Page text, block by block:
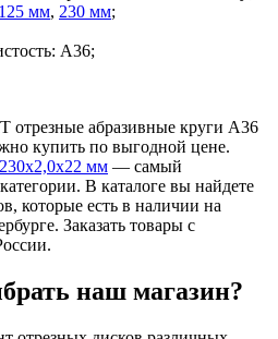
125 мм, 230 мм;
А36;
отрезные абразивные круги А36
купить по выгодной цене.
мм — самый
В каталоге вы найдете
которые есть в наличии на
Заказать товары с
наш магазин?